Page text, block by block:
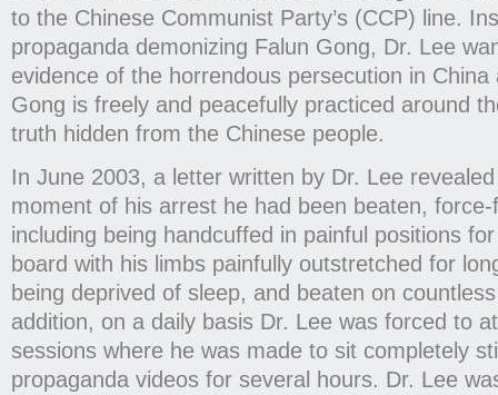
to the Chinese Communist Party’s (CCP) line.
propaganda demonizing Falun Gong, Dr. Lee
evidence of the horrendous persecution in China
Gong is freely and peacefully practiced around
truth hidden from the Chinese people.
In June 2003, a letter written by Dr. Lee
moment of his arrest he had been beaten,
including being handcuffed in painful positions
board with his limbs painfully outstretched for
being deprived of sleep, and beaten on
addition, on a daily basis Dr. Lee was forced to
sessions where he was made to sit completely
propaganda videos for several hours. Dr. Lee